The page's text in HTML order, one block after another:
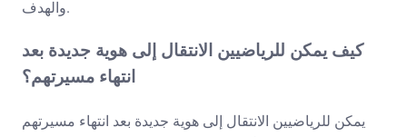
والهدف.
كيف يمكن للرياضيين الانتقال إلى هوية جديدة بعد
انتهاء مسيرتهم؟
يمكن للرياضيين الانتقال إلى هوية جديدة بعد انتهاء مسيرتهم